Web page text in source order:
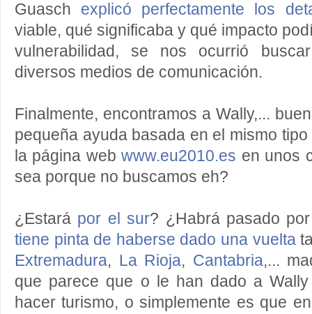
Guasch explicó perfectamente los
viable, qué significaba y qué impacto
vulnerabilidad, se nos ocurrió
diversos medios de comunicación.
Finalmente, encontramos a Wally,...
pequeña ayuda basada en el mismo
la página webwww.eu2010.es en unos
sea porque no buscamos eh?
¿Estará por el sur? ¿Habrá pasado
tiene pinta de haberse dado una vuelta
Extremadura, La Rioja, Cantabria,...
que parece que o le han dado a
hacer turismo, o simplemente es que